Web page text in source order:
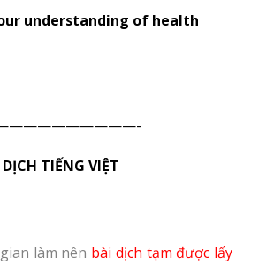
understanding of health
DỊCH TIẾNG VIỆT
làm nên bài dịch tạm được lấy